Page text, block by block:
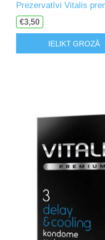
Prezervatīvi Vitalis
€3,50
IELIKT GROZĀ